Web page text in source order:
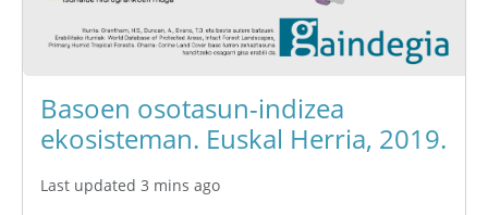
Basoen osotasun-indizea
ekosisteman. Euskal Herria, 2019.
Last updated 3 mins ago